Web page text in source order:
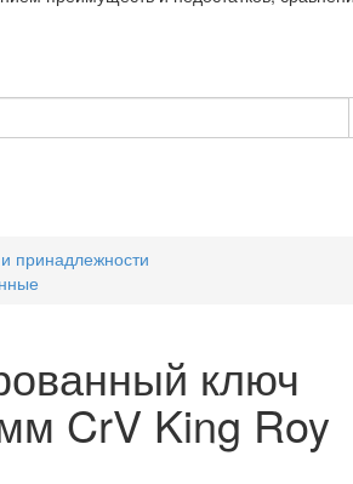
принадлежности
ключ
CrV King Roy